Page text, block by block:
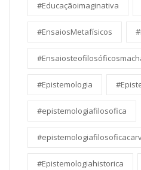
#Educaçãoimaginativa
#EnsaiosMetafísicos
#Epistemologia
#epistemologiafilosofica
#Epistemologiahistorica